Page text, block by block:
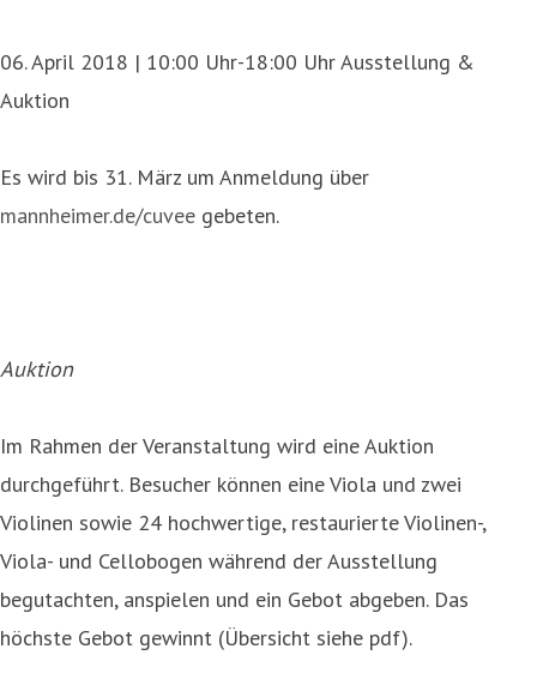
06. April 2018 | 10:00 Uhr-18:00 Uhr Ausstellung &
Auktion
Es wird bis 31. März um Anmeldung über
mannheimer.de/cuvee gebeten.
Auktion
Im Rahmen der Veranstaltung wird eine Auktion
durchgeführt. Besucher können eine Viola und zwei
Violinen sowie 24 hochwertige, restaurierte Violinen-,
Viola- und Cellobogen während der Ausstellung
begutachten, anspielen und ein Gebot abgeben. Das
höchste Gebot gewinnt (Übersicht siehe pdf).